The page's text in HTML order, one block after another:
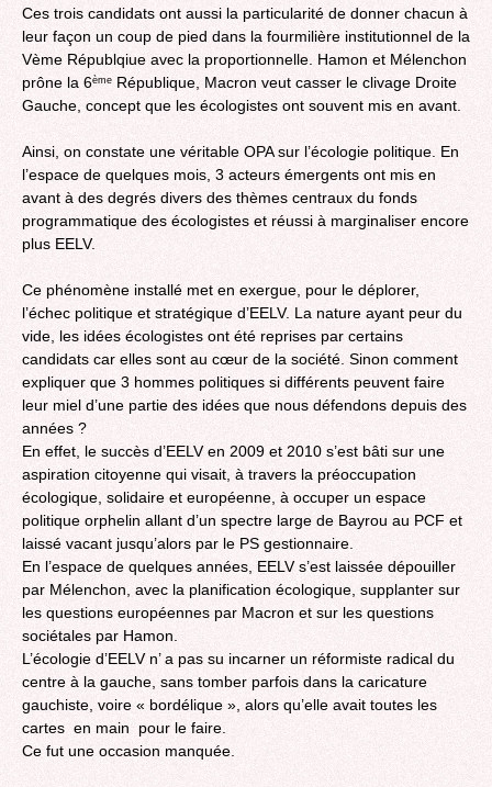
Ces trois candidats ont aussi la particularité de donner chacun à
leur façon un coup de pied dans la fourmilière institutionnel de la
Vème Républqiue avec la proportionnelle. Hamon et Mélenchon
prône la 6ème République, Macron veut casser le clivage Droite
Gauche, concept que les écologistes ont souvent mis en avant.
Ainsi, on constate une véritable OPA sur l’écologie politique. En
l’espace de quelques mois, 3 acteurs émergents ont mis en
avant à des degrés divers des thèmes centraux‎ du fonds
programmatique des écologistes et réussi à marginaliser encore
plus EELV.
Ce phénomène installé met en exergue, pour le déplorer,
l’échec politique et stratégique d’EELV. La nature ayant peur du
vide, les idées écologistes ont été reprises par certains
candidats car elles sont au cœur de la société. Sinon comment
expliquer que 3 hommes politiques si différents peuvent faire
leur miel d’une partie des idées que nous défendons depuis des
années ?
En effet, le succès d’EELV en 2009 et 2010 s’est bâti sur une
aspiration citoyenne qui visait, à travers la préoccupation
écologique, solidaire et européenne, à occuper un espace
politique orphelin allant d’un spectre large de Bayrou au PCF et
laissé vacant jusqu’alors par le PS gestionnaire.
En l’espace de quelques années, EELV s’est laissée dépouiller
par Mélenchon, avec la planification écologique, supplanter sur
les questions européennes par Macron et sur les questions
sociétales par Hamon.
‎L’écologie d’EELV n’ a pas su incarner un réformiste radical du
centre à la gauche, sans tomber parfois dans la caricature
gauchiste, voire « bordélique », alors qu’elle avait toutes les
cartes en main pour le faire.
Ce fut une occasion manquée.